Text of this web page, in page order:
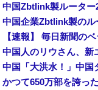
【速報】 毎日新聞の